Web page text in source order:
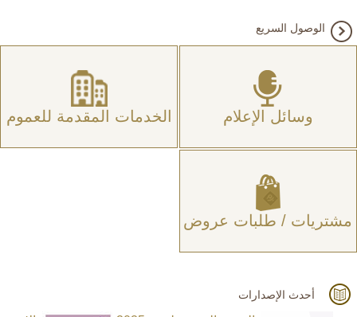
الوصول السريع
وسائل الإعلام الخدمات المقدمة للعموم
مشتريات / طلبات عروض
أحدث الإصدارات